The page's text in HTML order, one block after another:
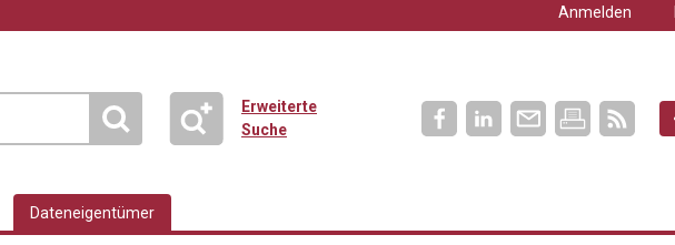
Anmelden
Erweiterte
Suche
Dateneigentümer